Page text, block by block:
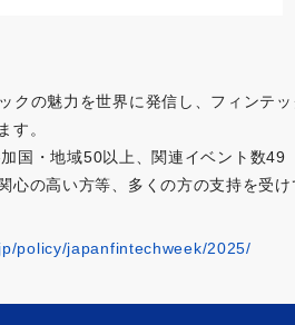
クの魅力を世界に発信し、フィンテ
す。
国・地域50以上、関連イベント数
の高い方等、多くの方の支持を受け
policy/japanfintechweek/2025/